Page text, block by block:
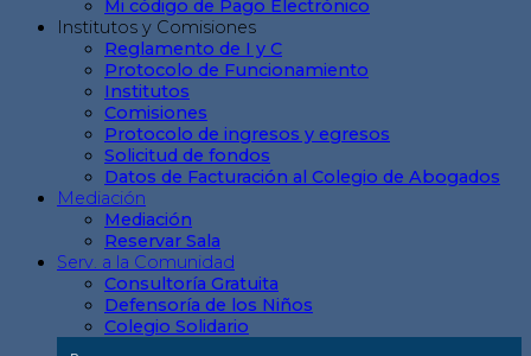
Mi código de Pago Electrónico
Institutos y Comisiones
Reglamento de I y C
Protocolo de Funcionamiento
Institutos
Comisiones
Protocolo de ingresos y egresos
Solicitud de fondos
Datos de Facturación al Colegio de Abogados
Mediación
Mediación
Reservar Sala
Serv. a la Comunidad
Consultoría Gratuita
Defensoría de los Niños
Colegio Solidario